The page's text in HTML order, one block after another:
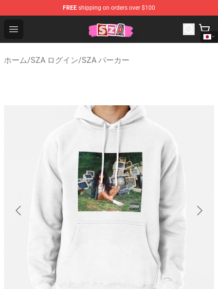
FREE shipping on orders over $100
Open menu
SZA Shop - Official SZA Merchandise Store
ホーム/SZA ログイン/SZA パーカー